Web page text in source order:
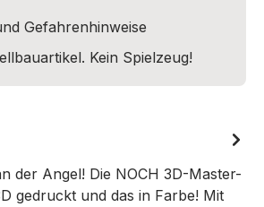
Gefahrenhinweise
Kein Spielzeug!
der Angel! Die NOCH 3D-Master-
gedruckt und das in Farbe! Mit